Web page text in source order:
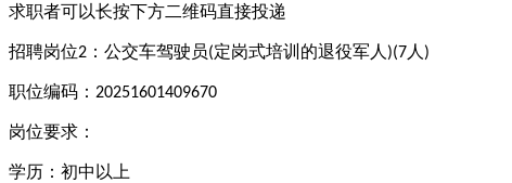
求职者可以长按下方二维码直接投递
招聘岗位2 ：公交车驾驶员(定岗式培训的退役军人 )(7人 )
职位编码： 20251601409670
岗位要求：
学历：初中以上